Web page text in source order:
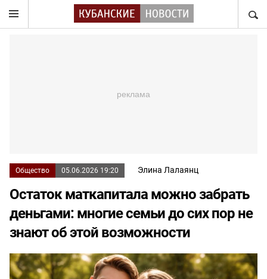
Общество 05.06.2026 19:20 Элина Лалаянц
Остаток маткапитала можно забрать
деньгами: многие семьи до сих пор не
знают об этой возможности